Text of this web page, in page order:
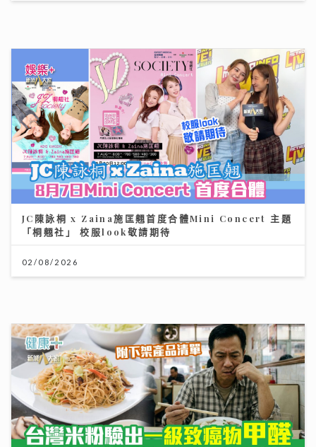
JC陳詠桐 x Zaina施匡翹首度合體Mini Concert 主題
「桐翹社」 校服look敬請期待
02/08/2026
台灣米粉驗出一級致癌物甲醛！專家教你揀米粉秘訣與 2
招自救去毒法
28/07/2026